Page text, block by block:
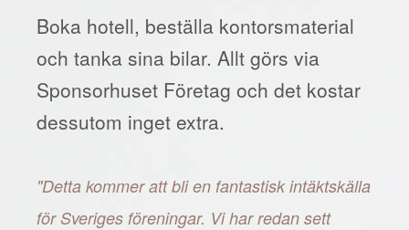
Boka hotell, beställa kontorsmaterial
och tanka sina bilar. Allt görs via
Sponsorhuset Företag och det kostar
dessutom inget extra.
"Detta kommer att bli en fantastisk intäktskälla
för Sveriges föreningar. Vi har redan sett